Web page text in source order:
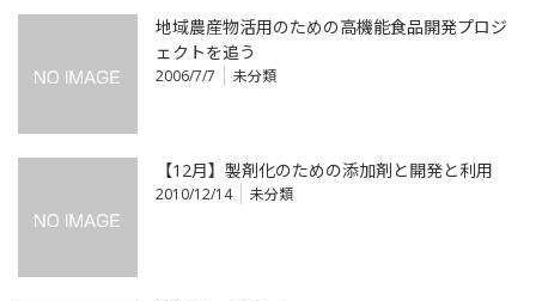
地域農産物活用のための高機能食品開発プロジ
ェクトを追う
2006/7/7 未分類
【12月】製剤化のための添加剤と開発と利用
2010/12/14 未分類